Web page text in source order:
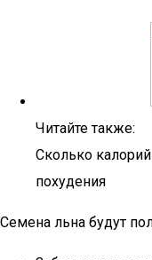
Читайте также:
Сколько
похудения
Семена льна будут